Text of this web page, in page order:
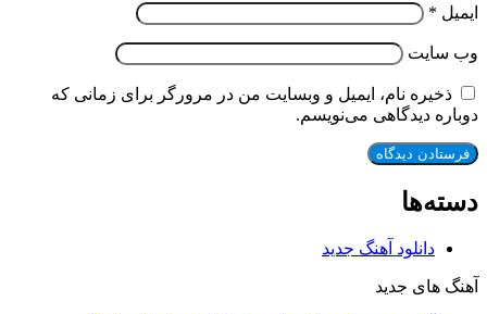
ایمیل *
وب‌ سایت
ذخیره نام، ایمیل و وبسایت من در مرورگر برای زمانی که
دوباره دیدگاهی می‌نویسم.
دسته‌ها
دانلود آهنگ جدید
آهنگ های جدید